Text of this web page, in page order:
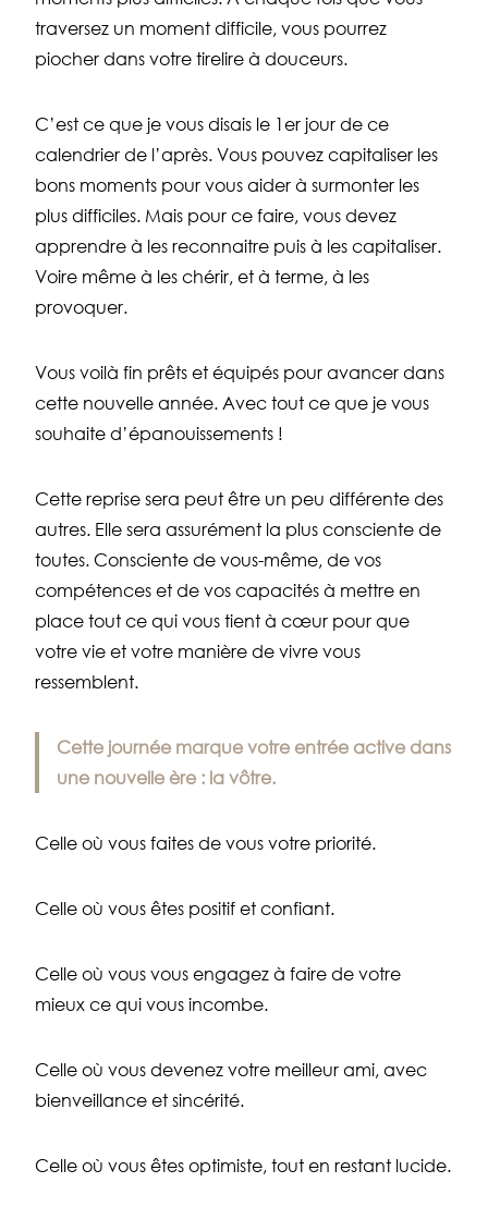
traversez un moment difficile, vous pourrez
piocher dans votre tirelire à douceurs.
C’est ce que je vous disais le 1er jour de ce
calendrier de l’après. Vous pouvez capitaliser les
bons moments pour vous aider à surmonter les
plus difficiles. Mais pour ce faire, vous devez
apprendre à les reconnaitre puis à les capitaliser.
Voire même à les chérir, et à terme, à les
provoquer.
Vous voilà fin prêts et équipés pour avancer dans
cette nouvelle année. Avec tout ce que je vous
souhaite d’épanouissements !
Cette reprise sera peut être un peu différente des
autres. Elle sera assurément la plus consciente de
toutes. Consciente de vous-même, de vos
compétences et de vos capacités à mettre en
place tout ce qui vous tient à cœur pour que
votre vie et votre manière de vivre vous
ressemblent.
Cette journée marque votre entrée active dans
une nouvelle ère : la vôtre.
Celle où vous faites de vous votre priorité.
Celle où vous êtes positif et confiant.
Celle où vous vous engagez à faire de votre
mieux ce qui vous incombe.
Celle où vous devenez votre meilleur ami, avec
bienveillance et sincérité.
Celle où vous êtes optimiste, tout en restant lucide.